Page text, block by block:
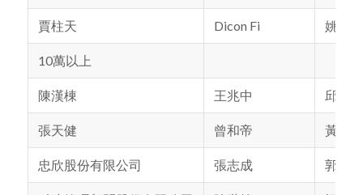
賈柱天 Dicon Fi 姚啟甲
10萬以上
陳漢棟 王兆中 邱裕方
張天健 曾和帝 黃韋弼
忠欣股份有限公司 張志成 郭大為